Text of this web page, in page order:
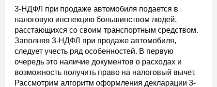
3-НДФЛ при продаже автомобиля подается в
налоговую инспекцию большинством людей,
расстающихся со своим транспортным средством.
Заполняя 3-НДФЛ при продаже автомобиля,
следует учесть ряд особенностей. В первую
очередь это наличие документов о расходах и
возможность получить право на налоговый вычет.
Рассмотрим алгоритм оформления декларации 3-